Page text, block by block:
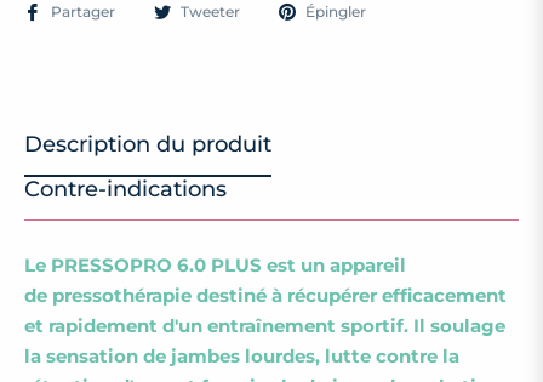
Partager Tweeter Épingler
Description du produit
Contre-indications
Le PRESSOPRO 6.0 PLUS est un appareil
de pressothérapie destiné à récupérer efficacement
et rapidement d'un entraînement sportif. Il soulage
la sensation de jambes lourdes, lutte contre la